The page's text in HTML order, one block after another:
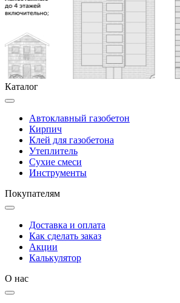
Каталог
Автоклавный газобетон
Кирпич
Клей для газобетона
Утеплитель
Сухие смеси
Инструменты
Покупателям
Доставка и оплата
Как сделать заказ
Акции
Калькулятор
О нас